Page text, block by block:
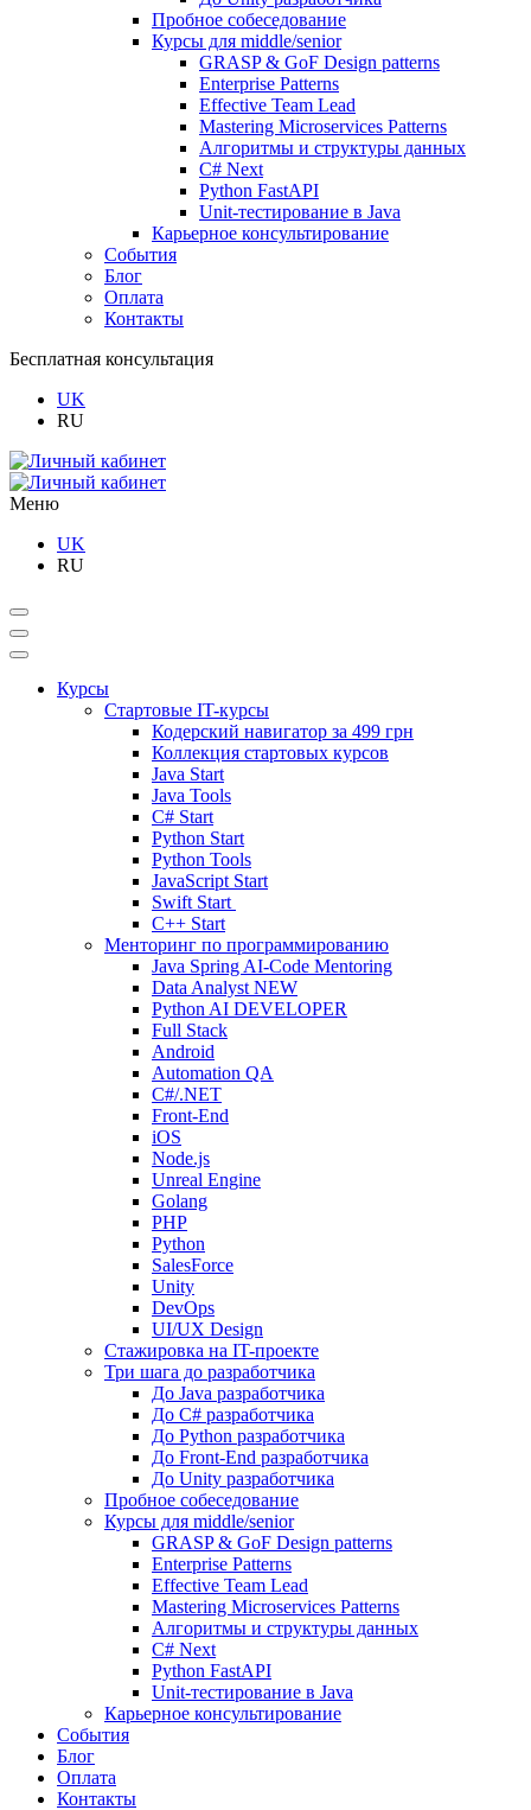
Пробное собеседование
Курсы для middle/senior
GRASP & GoF Design patterns
Enterprise Patterns
Effective Team Lead
Mastering Microservices Patterns
Алгоритмы и структуры данных
C# Next
Python FastAPI
Unit-тестирование в Java
Карьерное консультирование
События
Блог
Оплата
Контакты
Бесплатная консультация
UK
RU
Меню
UK
RU
Курсы
Стартовые IT-курсы
Кодерский навигатор за 499 грн
Коллекция стартовых курсов
Java Start
Java Tools
C# Start
Python Start
Python Tools
JavaScript Start
Swift Start
C++ Start
Менторинг по программированию
Java Spring AI-Code Mentoring
Data Analyst NEW
Python AI DEVELOPER
Full Stack
Android
Automation QA
C#/.NET
Front-End
iOS
Node.js
Unreal Engine
Golang
PHP
Python
SalesForce
Unity
DevOps
UI/UX Design
Стажировка на IT-проекте
Три шага до разработчика
До Java разработчика
До C# разработчика
До Python разработчика
До Front-End разработчика
До Unity разработчика
Пробное собеседование
Курсы для middle/senior
GRASP & GoF Design patterns
Enterprise Patterns
Effective Team Lead
Mastering Microservices Patterns
Алгоритмы и структуры данных
C# Next
Python FastAPI
Unit-тестирование в Java
Карьерное консультирование
События
Блог
Оплата
Контакты